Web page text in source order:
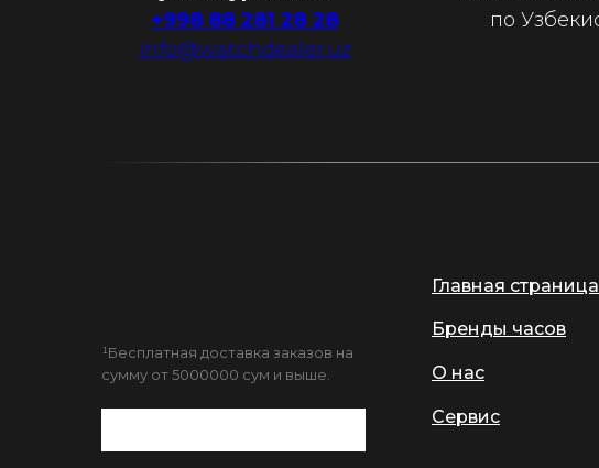
+998 88 281 28 28
info@watchdealer.uz
по
Главная страница
Бренды часов
О нас
Сервис
¹Бесплатная доставка заказов на
сумму от 5000000 сум и выше.